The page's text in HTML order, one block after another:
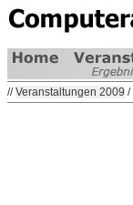
//Veranstaltungen 2009 /